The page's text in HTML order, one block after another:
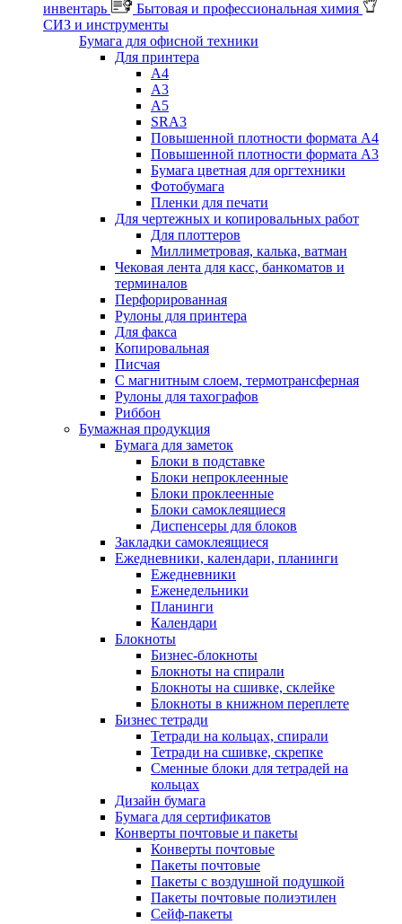
инвентарь
Бытовая и профессиональная химия
СИЗ и инструменты
Бумага для офисной техники
Для принтера
А4
А3
А5
SRA3
Повышенной плотности формата А4
Повышенной плотности формата А3
Бумага цветная для оргтехники
Фотобумага
Пленки для печати
Для чертежных и копировальных работ
Для плоттеров
Миллиметровая, калька, ватман
Чековая лента для касс, банкоматов и
терминалов
Перфорированная
Рулоны для принтера
Для факса
Копировальная
Писчая
С магнитным слоем, термотрансферная
Рулоны для тахографов
Риббон
Бумажная продукция
Бумага для заметок
Блоки в подставке
Блоки непроклеенные
Блоки проклеенные
Блоки самоклеящиеся
Диспенсеры для блоков
Закладки самоклеящиеся
Ежедневники, календари, планинги
Ежедневники
Еженедельники
Планинги
Календари
Блокноты
Бизнес-блокноты
Блокноты на спирали
Блокноты на сшивке, склейке
Блокноты в книжном переплете
Бизнес тетради
Тетради на кольцах, спирали
Тетради на сшивке, скрепке
Сменные блоки для тетрадей на
кольцах
Дизайн бумага
Бумага для сертификатов
Конверты почтовые и пакеты
Конверты почтовые
Пакеты почтовые
Пакеты с воздушной подушкой
Пакеты почтовые полиэтилен
Сейф-пакеты